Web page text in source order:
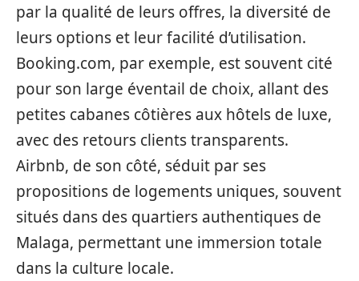
par la qualité de leurs offres, la diversité de
leurs options et leur facilité d’utilisation.
Booking.com, par exemple, est souvent cité
pour son large éventail de choix, allant des
petites cabanes côtières aux hôtels de luxe,
avec des retours clients transparents.
Airbnb, de son côté, séduit par ses
propositions de logements uniques, souvent
situés dans des quartiers authentiques de
Malaga, permettant une immersion totale
dans la culture locale.